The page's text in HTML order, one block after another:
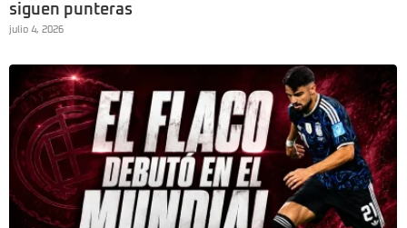
siguen punteras
julio 4, 2026